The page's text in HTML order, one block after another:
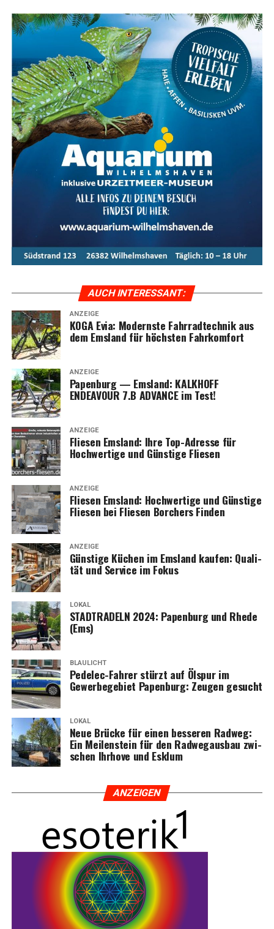
Kar­te für das Ems­land Papenburg
Fazit: Das KOGA Evia — Per­fek­te
Wahl für Radfahrkomfort
Das KOGA Evia ist die per­fek­te Wahl für alle, die uner­
reich­ten Rad­fahr­kom­fort mit stil­vol­lem Design und
moderns­ter Tech­no­lo­gie ver­bin­den möch­ten. Ent­de­cken
Sie das ulti­ma­ti­ve Fahr­erleb­nis mit dem KOGA Evia und
genie­ßen Sie jede Fahrt in vol­len Zügen.
Das KOGA Evia bie­tet ulti­ma­ti­ven Fahr­rad­
kom­fort, kom­bi­niert mit inno­va­ti­ver Tech­no­lo­gie und
stil­vol­lem Design. Ent­de­cken Sie die Vor­tei­le und Model­
le der Evia-Serie im Ems­land und erle­ben Sie moder­nen
AUCH INTER­ES­SANT:
ANZEIGE
KOGA Evia: Moderns­te Fahr­rad­tech­nik aus
dem Ems­land für höchs­ten Fahrkomfort
ANZEIGE
Papen­burg — Ems­land: KALKHOFF
ENDEAVOUR 7.B ADVANCE im Test!
ANZEIGE
Flie­sen Ems­land: Ihre Top-Adres­se für
Hoch­wer­ti­ge und Güns­ti­ge Fliesen
ANZEIGE
Flie­sen Ems­land: Hoch­wer­ti­ge und Güns­ti­ge
Flie­sen bei Flie­sen Bor­chers Finden
ANZEIGE
Güns­ti­ge Küchen im Ems­land kau­fen: Qua­li­
tät und Ser­vice im Fokus
LOKAL
STADTRADELN 2024: Papen­burg und Rhe­de
(Ems)
BLAULICHT
Pedelec-Fah­rer stürzt auf Ölspur im
Gewer­be­ge­biet Papen­burg: Zeu­gen gesucht
LOKAL
Neue Brü­cke für einen bes­se­ren Rad­weg:
Ein Mei­len­stein für den Rad­weg­aus­bau zwi­
schen Ihr­ho­ve und Esklum
ANZEI­GEN